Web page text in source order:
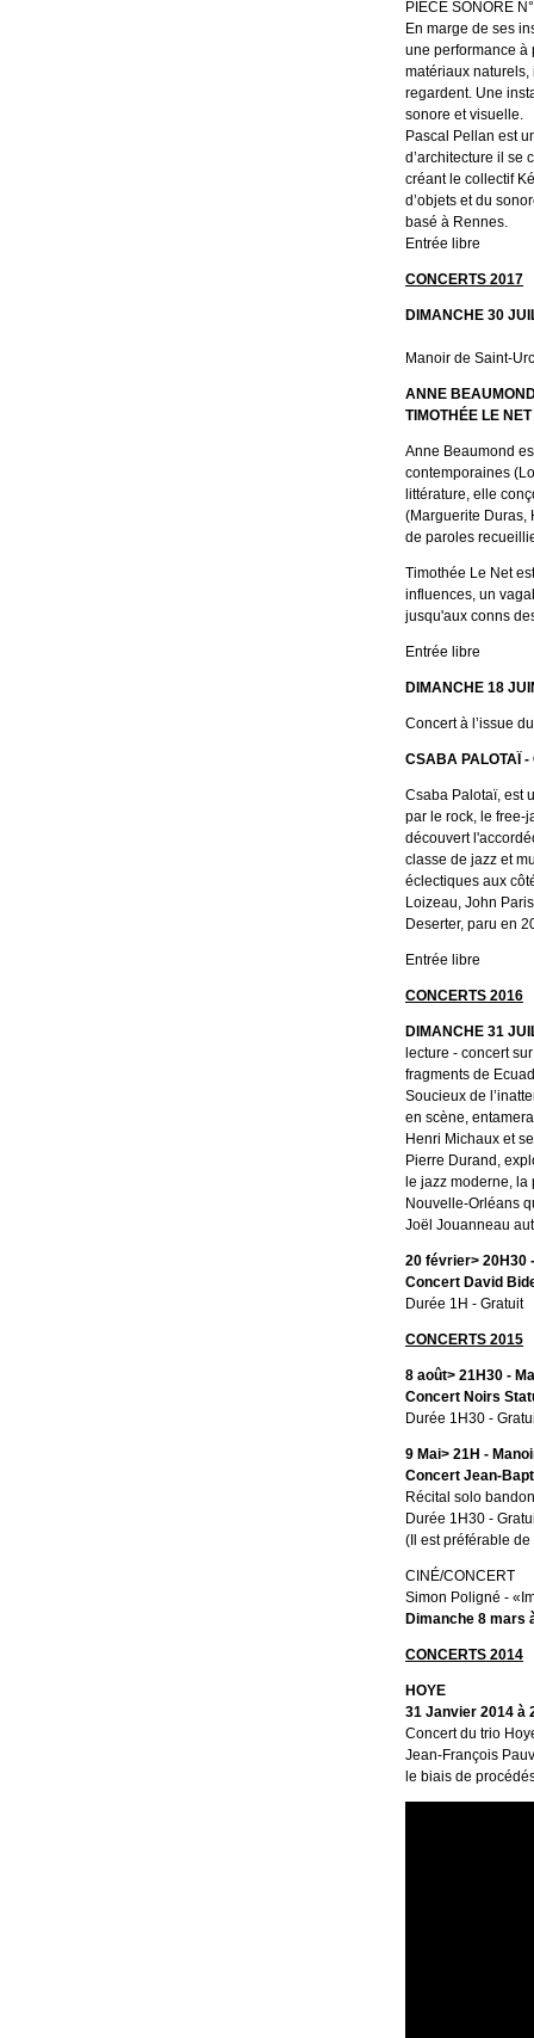
PIÈCE SONORE
En marge de ses
une performance à
matériaux naturels,
regardent. Une
sonore et visuelle.
Pascal Pellan est
d’architecture il se
créant le collectif
d’objets et du
basé à Rennes.
Entrée libre
CONCERTS 2017
DIMANCHE 30
Manoir de Saint-
ANNE
TIMOTHÉE LE
Anne Beaumond
contemporaines
littérature, elle
(Marguerite Duras,
de paroles
Timothée Le Net
influences, un
jusqu'aux conns
Entrée libre
DIMANCHE 18
Concert à l’issue
CSABA PALOTAÏ -
Csaba Palotaï, est
par le rock, le free-
découvert
classe de jazz et
éclectiques aux
Loizeau, John
Deserter, paru en
Entrée libre
CONCERTS 2016
DIMANCHE 31
lecture - concert
fragments de
Soucieux de
en scène,
Henri Michaux et
Pierre Durand,
le jazz moderne,
Nouvelle-Orléans
Joël Jouanneau
20 février> 20H30
Concert David
Durée 1H - Gratuit
CONCERTS 2015
8 août> 21H30 -
Concert Noirs
Durée 1H30 -
9 Mai> 21H -
Concert Jean-
Récital solo
Durée 1H30 -
(Il est préférable
CINÉ/CONCERT
Simon Poligné -
Dimanche 8 mars
CONCERTS 2014
HOYE
31 Janvier 2014 à
Concert du trio
Jean-François
le biais de